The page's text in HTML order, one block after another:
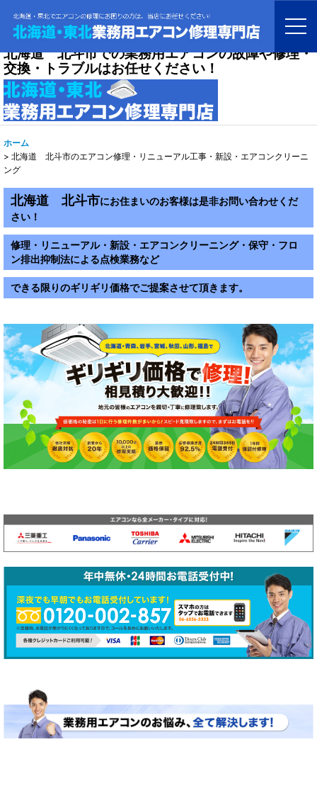
北海道 北斗市での業務用エアコンの故障や修理・
交換・トラブルはお任せください！
ホーム
> 北海道 北斗市のエアコン修理・リニューアル工事・新設・エアコンクリーニ
ング
北海道 北斗市にお住まいのお客様は是非お問い合わせくだ
さい！
修理・リニューアル・新設・エアコンクリーニング・保守・フロ
ン排出抑制法による点検業務など
できる限りのギリギリ価格でご提案させて頂きます。